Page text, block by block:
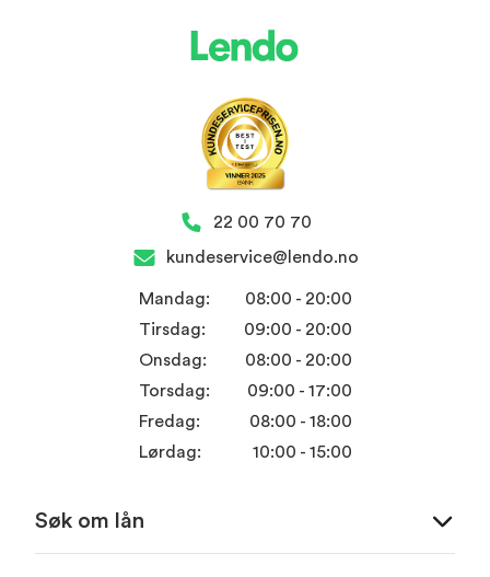
22 00 70 70
kundeservice@lendo.no
Mandag:
08:00 - 20:00
Tirsdag:
09:00 - 20:00
Onsdag:
08:00 - 20:00
Torsdag:
09:00 - 17:00
Fredag:
08:00 - 18:00
Lørdag:
10:00 - 15:00
Søk om lån